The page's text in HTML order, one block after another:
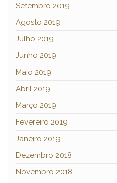
Setembro 2019
Agosto 2019
Julho 2019
Junho 2019
Maio 2019
Abril 2019
Março 2019
Fevereiro 2019
Janeiro 2019
Dezembro 2018
Novembro 2018